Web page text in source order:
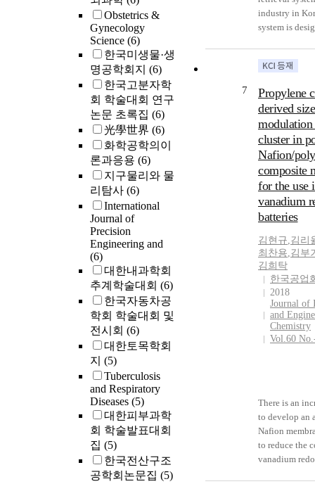
Obstetrics &
Gynecology
Science (6)
한국미생물·생
명공학회지 (6)
한국고분자학
회 학술대회 연구
논문 초록집 (6)
光學世界 (6)
화학공학의이
론과응용 (6)
지구물리와 물
리탐사 (6)
International
Journal of
Precision
Engineering and
(6)
대한내과학회
추계학술대회 (6)
한국자동차공
학회 학술대회 및
전시회 (6)
대한토목학회
지 (5)
Tuberculosis
and Respiratory
Diseases (5)
대한피부과학
회 학술발표대회
집 (5)
한국전산구조
공학회논문집 (5)
permanent
occlusal
decreased
and rapidly
age 5 in both
change of
axial
in the
distobuccal
maxillary first
molar to the
decreasing
from the
of the
permanent
occlusal
the maxillary
permanent
was found to
girls than
industry in
system is
suggested by
both process
and data
particular, the
designed in
relational
User interfaces
designed
WWW
Ultimately, the
expected to
model to
industry,
research
7
Propylene
derived size
cluster in
Nafion/
composite
for the use
vanadium
batteries
김현규,김리
최찬용,김부
김희탁
한국공업
2018
Journal of
and
Chemistry
Vol.60
There is an
to develop an
Nafion
to reduce the
vanadium